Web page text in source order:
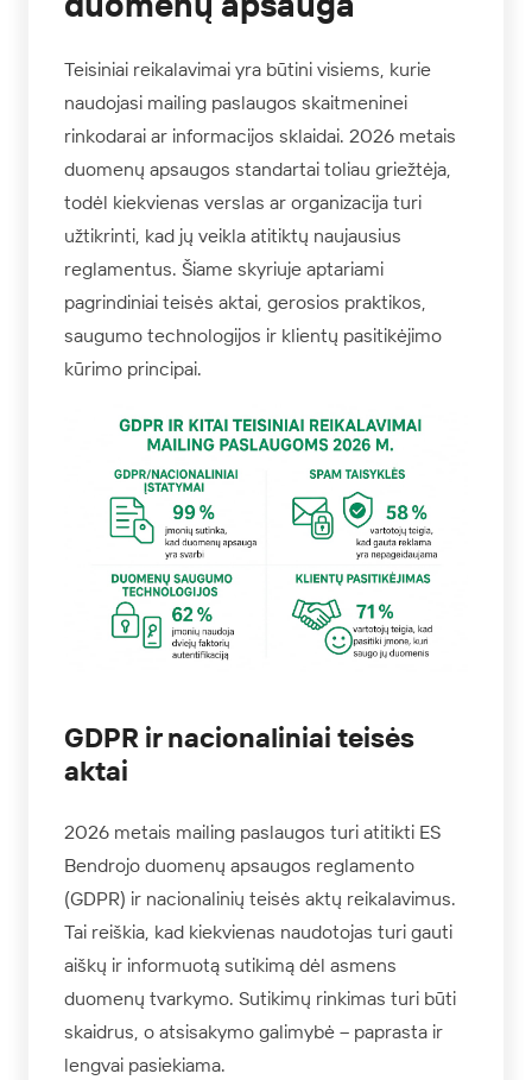
Teisiniai reikalavimai yra būtini visiems, kurie
naudojasi mailing paslaugos skaitmeninei
rinkodarai ar informacijos sklaidai. 2026 metais
duomenų apsaugos standartai toliau griežtėja,
todėl kiekvienas verslas ar organizacija turi
užtikrinti, kad jų veikla atitiktų naujausius
reglamentus. Šiame skyriuje aptariami
pagrindiniai teisės aktai, gerosios praktikos,
saugumo technologijos ir klientų pasitikėjimo
kūrimo principai.
GDPR ir nacionaliniai teisės
aktai
2026 metais mailing paslaugos turi atitikti ES
Bendrojo duomenų apsaugos reglamento
(GDPR) ir nacionalinių teisės aktų reikalavimus.
Tai reiškia, kad kiekvienas naudotojas turi gauti
aiškų ir informuotą sutikimą dėl asmens
duomenų tvarkymo. Sutikimų rinkimas turi būti
skaidrus, o atsisakymo galimybė – paprasta ir
lengvai pasiekiama.